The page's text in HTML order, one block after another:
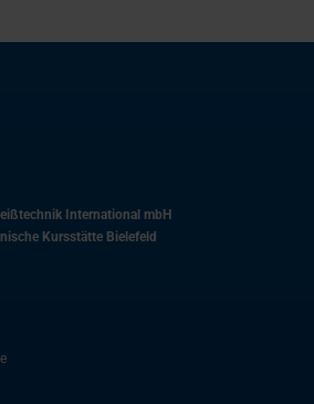
International mbH
Kursstätte Bielefeld